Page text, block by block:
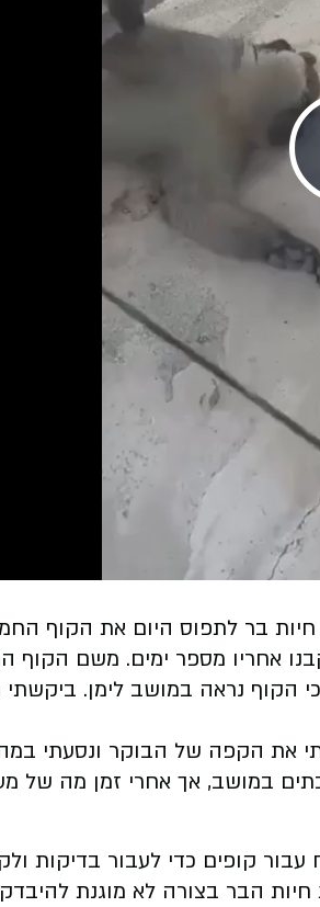
בר לתפוס היום את הקוף
אחריו מספר ימים. משם הקוף
נראה במושב לימן. ביקשתי
הקפה של הבוקר ונסעתי
במושב, אך אחרי זמן מה
חיות הבר בצורה לא מוגנת